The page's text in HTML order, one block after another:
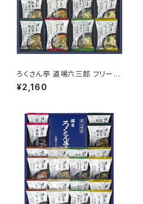
ろくさん亭 道場六三郎 フリーズ
ドライギフト
¥2,160